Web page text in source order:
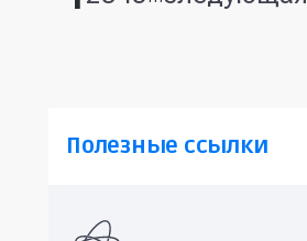
Полезные ссылки